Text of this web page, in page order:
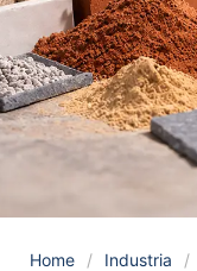
Home / Industria /